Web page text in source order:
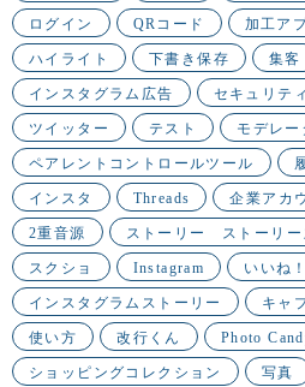
ログイン QRコード 加工ア
ハイライト 下書き保存 集客
インスタグラム広告 セキュリティ
ツイッター テスト モデレー
ペアレントコントロールツール
インスタ Threads 企業アカ
2重音源 ストーリー ストーリ
スクショ Instagram いいね
インスタグラムストーリー キャ
使い方 改行くん Photo
ショッピングコレクション 写真